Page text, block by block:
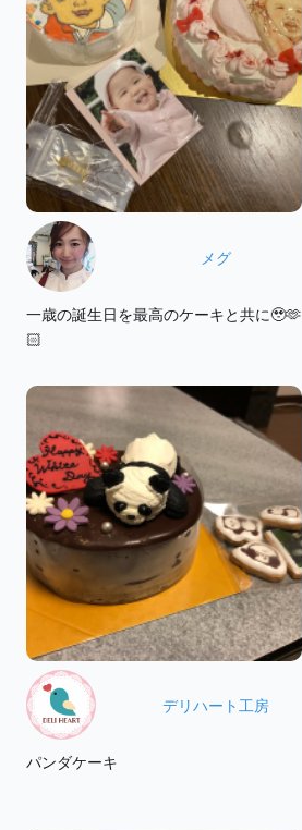
メグ
一歳の誕生日を最高のケーキと共に🥹🫶
🏻
デリハート工房
パンダケーキ